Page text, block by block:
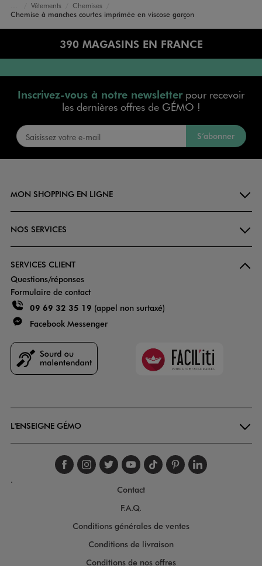
Accueil
Garçon
Vêtements
Chemises
Chemise à manches courtes imprimée en viscose garçon
390 MAGASINS EN FRANCE
Inscrivez-vous à notre newsletterpour recevoir
les dernières offres de GÉMO !
S’abonner
MON SHOPPING EN LIGNE
NOS SERVICES
SERVICES CLIENT
Questions/réponses
Formulaire de contact
09 69 32 35 19 (appel non surtaxé)
Facebook Messenger
Faciliti
L'ENSEIGNE GÉMO
Suivez-nous sur
Suivez-nous sur
Suivez-nous sur
Suivez-nous
Suivez-nous
Suivez-
.
Contact
F.A.Q.
Conditions générales de ventes
Conditions de livraison
Conditions de nos offres